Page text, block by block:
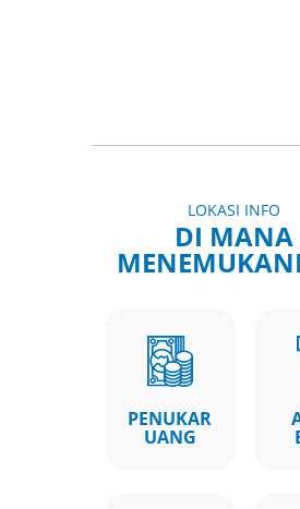
LOKASI INFO
DI MANA
PENUKAR
UANG